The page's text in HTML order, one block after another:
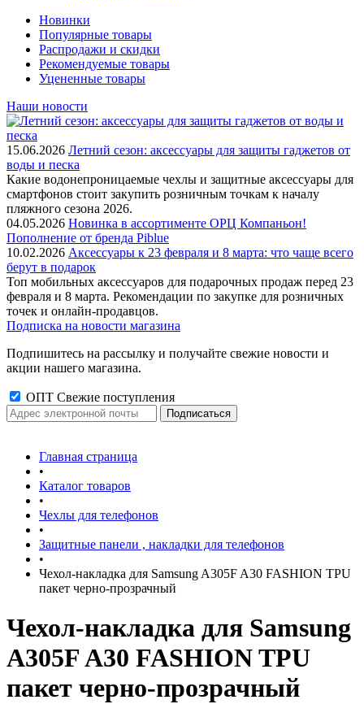
Новинки
Популярные товары
Распродажи и скидки
Рекомендуемые товары
Уцененные товары
Наши новости
15.06.2026 Летний сезон: аксессуары для защиты гаджетов от
воды и песка
Какие водонепроницаемые чехлы и защитные аксессуары для
смартфонов стоит закупить розничным точкам к началу
пляжного сезона 2026.
04.05.2026 Новинка в ассортименте OРЦ Компаньон!
Пополнение от бренда Piblue
10.02.2026 Аксессуары к 23 февраля и 8 марта: что чаще всего
берут в подарок
Топ мобильных аксессуаров для подарочных продаж перед 23
февраля и 8 марта. Рекомендации по закупке для розничных
точек и онлайн-продавцов.
Подписка на новости магазина
Подпишитесь на рассылку и получайте свежие новости и
акции нашего магазина.
ОПТ Свежие поступления
Главная страница
•
Каталог товаров
•
Чехлы для телефонов
•
Защитные панели , накладки для телефонов
•
Чехол-накладка для Samsung A305F A30 FASHION TPU
пакет черно-прозрачный
Чехол-накладка для Samsung
A305F A30 FASHION TPU
пакет черно-прозрачный